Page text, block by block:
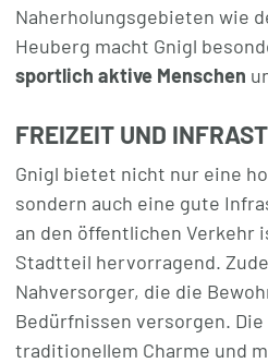
Naherholungsgebieten wie
Heuberg macht Gnigl
sportlich aktive Menschen
FREIZEIT UND
Gnigl bietet nicht nur eine
sondern auch eine gute
an den öffentlichen Verkehr
Stadtteil hervorragend.
Nahversorger, die die
Bedürfnissen versorgen. Die
traditionellem Charme und